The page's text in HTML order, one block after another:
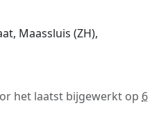
Maassluis (ZH),
het laatst bijgewerkt op 6